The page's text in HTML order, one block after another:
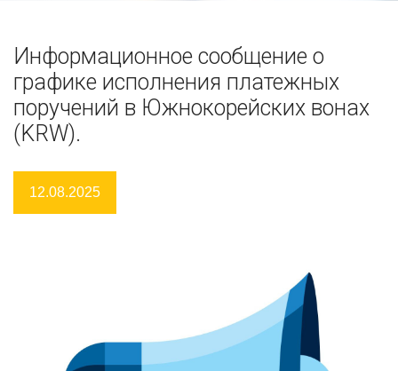
Информационное сообщение о
графике исполнения платежных
поручений в Южнокорейских вонах
(KRW).
12.08.2025